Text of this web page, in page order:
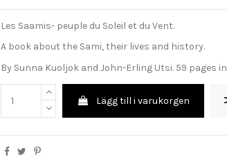
Les Saamis- peuple du Soleil et du Vent.
A book about the Sami, their lives and history.
By Sunna Kuoljok and John-Erling Utsi. 59 pages
Lägg till i varukorgen